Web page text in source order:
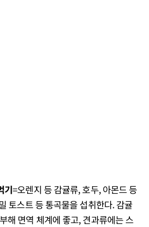
기=오렌지 등 감귤류, 호두, 아몬드 등
토스트 등 통곡물을 섭취한다. 감귤
해 면역 체계에 좋고, 견과류에는 스